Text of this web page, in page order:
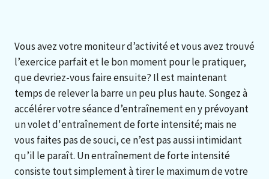
Vous avez votre moniteur d’activité et vous avez trouvé
l’exercice parfait et le bon moment pour le pratiquer,
que devriez-vous faire ensuite? Il est maintenant
temps de relever la barre un peu plus haute. Songez à
accélérer votre séance d’entraînement en y prévoyant
un volet d'entraînement de forte intensité; mais ne
vous faites pas de souci, ce n’est pas aussi intimidant
qu’il le paraît. Un entraînement de forte intensité
consiste tout simplement à tirer le maximum de votre